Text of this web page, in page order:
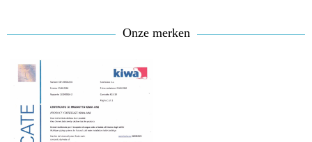
Onze merken